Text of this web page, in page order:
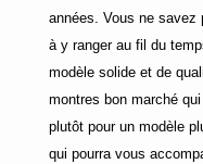
années. Vous ne savez
à y ranger au fil du
modèle solide et de
montres bon marché
plutôt pour un modèle
qui pourra vous